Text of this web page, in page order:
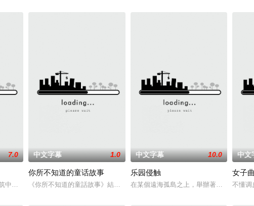
對上天織主、錻鍠寒武紀
海被刺傷，倒在血泊中，朧月自己也險些遭到侮辱。正在此
7.0
中，雾岛枫被发现死亡。 她儿时的朋友高桥葵不以为自己自杀了，而是被谋杀了。
中文字幕 1.0
你所不知道的童话故事
《你所不知道的童話故事》結合玩家熟悉的《白雪公主》、《小紅帽》、《
中文字幕 10.0
乐园侵触
在某個遠海孤島之上，舉辦著新建成高級
中文
女子
不懂调